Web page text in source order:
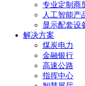
专业定制商
人工智能产
显示配套设
解决方案
煤炭电力
金融银行
高速公路
指挥中心